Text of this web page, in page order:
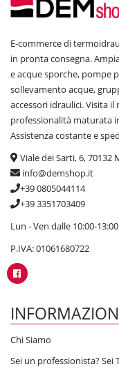
E-commerce di
in pronta consegna.
e acque sporche, pompe
sollevamento acque,
accessori idraulici. Visita
professionalità maturata
Assistenza costante e
Viale dei Sarti, 6, 70132
info@demshop.it
+39 0805044114
+39 3351703409
Lun - Ven dalle 10:00-
P.IVA: 01061680722
Chi Siamo
Sei un professionista? Sei